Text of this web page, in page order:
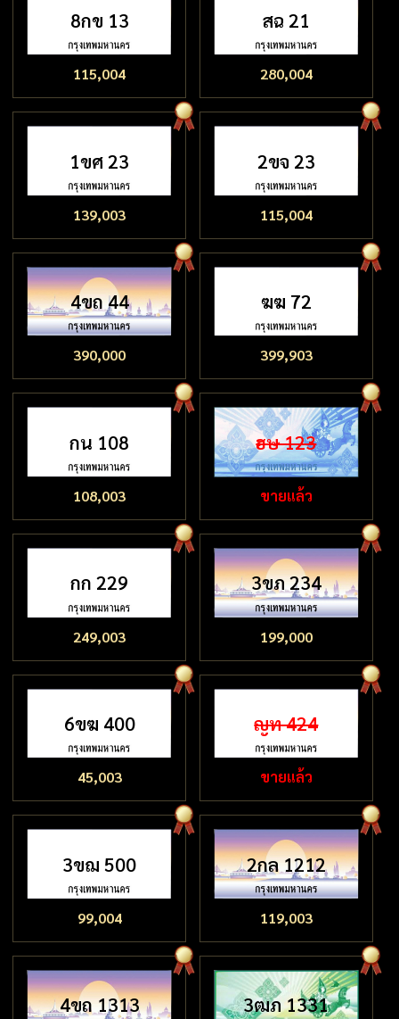
8กข 13
115,004
สฉ 21
280,004
1ขศ 23
139,003
2ขจ 23
115,004
4ขถ 44
390,000
ฆฆ 72
399,903
กน 108
108,003
ฮษ 123
ขายแล้ว
กก 229
249,003
3ขภ 234
199,000
6ขฆ 400
45,003
ญท 424
ขายแล้ว
3ขฌ 500
99,004
2กล 1212
119,003
4ขถ 1313 3ฒภ 1331